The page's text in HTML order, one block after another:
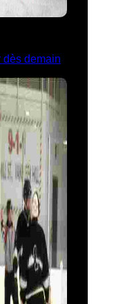
dès demain